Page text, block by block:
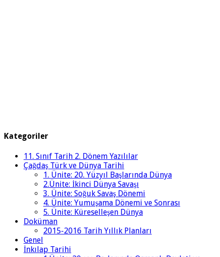
Kategoriler
11. Sınıf Tarih 2. Dönem Yazılılar
Çağdaş Türk ve Dünya Tarihi
1. Ünite: 20. Yüzyıl Başlarında Dünya
2.Ünite: İkinci Dünya Savaşı
3. Ünite: Soğuk Savaş Dönemi
4. Ünite: Yumuşama Dönemi ve Sonrası
5. Ünite: Küreselleşen Dünya
Doküman
2015-2016 Tarih Yıllık Planları
Genel
İnkılap Tarihi